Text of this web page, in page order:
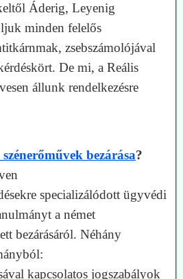
Áderig, Leyenig
minden felelős
zsebszámolójával
De mi, a Reális
állunk rendelkezésre
bezárása?
specializálódott ügyvédi
a német
bezárásáról. Néhány
kapcsolatos jogszabályok